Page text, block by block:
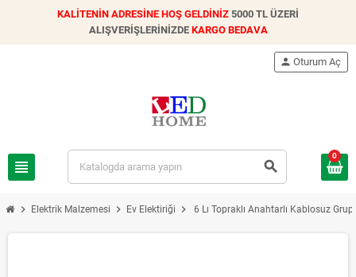
KALİTENİN ADRESİNE HOŞ GELDİNİZ 5000 TL ÜZERİ
ALIŞVERİŞLERİNİZDE KARGO BEDAVA
view_headline search
person Oturum Aç
0
chevron_right Elektrik Malzemesi chevron_right Ev Elektiriği chevron_right 6 Lı Topraklı Anahtarlı Kablosuz